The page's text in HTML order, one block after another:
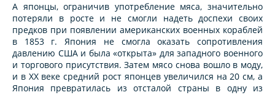
А японцы, ограничив употребление мяса, значительно
потеряли в росте и не смогли надеть доспехи своих
предков при появлении американских военных кораблей
в 1853 г. Япония не смогла оказать сопротивления
давлению США и была «открыта» для западного военного
и торгового присутствия. Затем мясо снова вошло в моду,
и в XX веке средний рост японцев увеличился на 20 см, а
Япония превратилась из отсталой страны в одну из